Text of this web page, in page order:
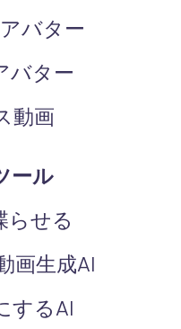
バター
バター
動画
ール
らせる
画生成AI
するAI